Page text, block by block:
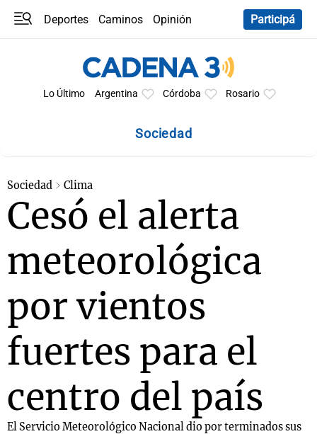
Deportes Caminos
Opinión
Participá
Lo Último Argentina Córdoba Rosario
Sociedad
Sociedad Clima
Cesó el alerta
meteorológica
por vientos
fuertes para el
centro del país
El Servicio Meteorológico Nacional dio por terminados sus